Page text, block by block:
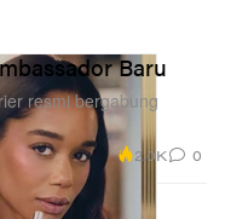
Baru
resmi bergabung
2.0K 0